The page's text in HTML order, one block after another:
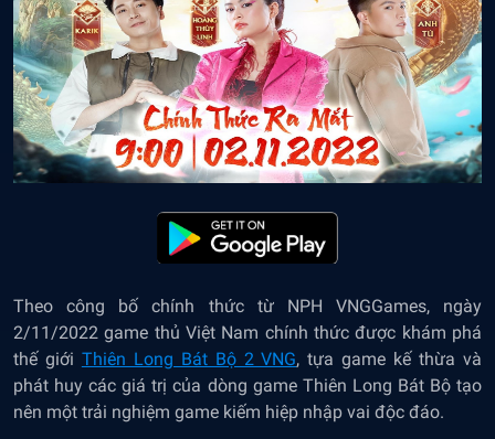
Theo công bố chính thức từ NPH VNGGames, ngày
2/11/2022 game thủ Việt Nam chính thức được khám phá
thế giới Thiên Long Bát Bộ 2 VNG, tựa game kế thừa và
phát huy các giá trị của dòng game Thiên Long Bát Bộ tạo
nên một trải nghiệm game kiếm hiệp nhập vai độc đáo.